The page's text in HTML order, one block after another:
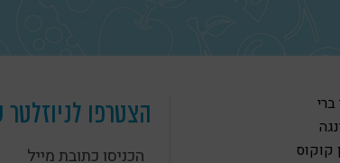
ברי
קוקוס
הצטרפו לניוזלטר